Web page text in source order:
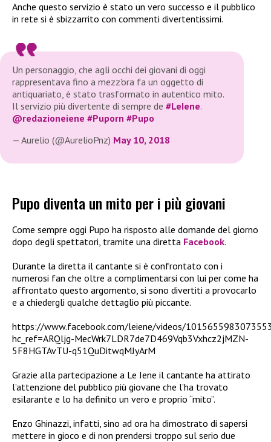
Anche questo servizio è stato un vero successo e il pubblico
in rete si è sbizzarrito con commenti divertentissimi.
Un personaggio, che agli occhi dei giovani di oggi
rappresentava fino a mezz'ora fa un oggetto di
antiquariato, è stato trasformato in autentico mito.
Il servizio più divertente di sempre de #LeIene.
@redazioneiene #Puporn #Pupo
— Aurelio (@AurelioPnz) May 10, 2018
Pupo diventa un mito per i più giovani
Come sempre oggi Pupo ha risposto alle domande del giorno
dopo degli spettatori, tramite una diretta Facebook.
Durante la diretta il cantante si è confrontato con i
numerosi fan che oltre a complimentarsi con lui per come ha
affrontato questo argomento, si sono divertiti a provocarlo
e a chiedergli qualche dettaglio più piccante.
https://www.facebook.com/leiene/videos/
hc_ref=ARQljg-MecWrk7LDR7de7D469Vqb3Vxhcz2jMZN-
5F8HGTAvTU-q51QuDitwqMJyArM
Grazie alla partecipazione a Le Iene il cantante ha attirato
l’attenzione del pubblico più giovane che l’ha trovato
esilarante e lo ha definito un vero e proprio “mito”.
Enzo Ghinazzi, infatti, sino ad ora ha dimostrato di sapersi
mettere in gioco e di non prendersi troppo sul serio due